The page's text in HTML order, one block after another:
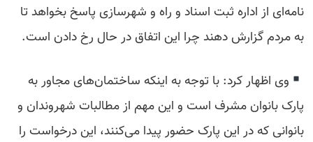
نامه‌ای از اداره ثبت اسناد و راه و شهرسازی پاسخ بخواهد تا
به مردم گزارش دهند چرا این اتفاق در حال رخ دادن است.
وی اظهار کرد: با توجه به اینکه ساختمان‌های مجاور به
پارک بانوان مشرف است و این مهم از مطالبات شهروندان و
بانوانی که در این پارک حضور پیدا می‌کنند، این درخواست را